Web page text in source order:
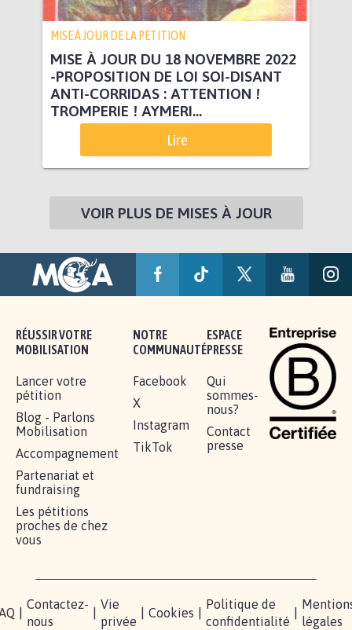
MISE À JOUR DE LA PÉTITION
MISE À JOUR DU 18 NOVEMBRE 2022
-PROPOSITION DE LOI SOI-DISANT
ANTI-CORRIDAS : ATTENTION !
TROMPERIE ! AYMERI...
Lire
VOIR PLUS DE MISES À JOUR
RÉUSSIR VOTRE
MOBILISATION
Lancer votre
pétition
Blog - Parlons
Mobilisation
Accompagnement
Partenariat et
fundraising
Les pétitions
proches de chez
vous
NOTRE
COMMUNAUTÉ
Facebook
X
Instagram
TikTok
ESPACE
PRESSE
Qui
sommes-
nous?
Contact
presse
Contactez-
nous
Vie
privée
Cookies
Politique de
confidentialité
légales